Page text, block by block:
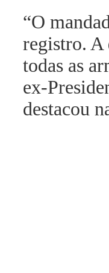
“O
registro. A
todas as
ex-
destacou